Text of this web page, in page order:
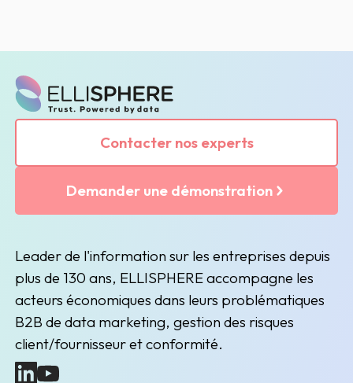
Contacter nos experts
Demander une démonstration
Leader de l'information sur les entreprises depuis
plus de 130 ans, ELLISPHERE accompagne les
acteurs économiques dans leurs problématiques
B2B de data marketing, gestion des risques
client/fournisseur et conformité.
(nouvelle fenêtre)
(nouvelle fenêtre)